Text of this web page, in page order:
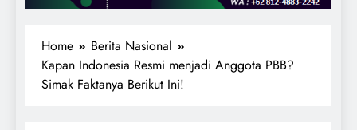
Home
Berita Nasional
Kapan Indonesia Resmi menjadi Anggota PBB?
Simak Faktanya Berikut Ini!